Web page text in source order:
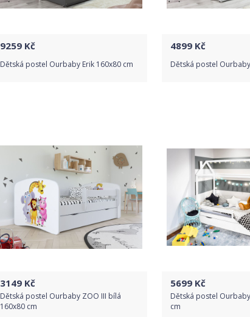
9259 Kč
Dětská postel Ourbaby Erik 160x80 cm
4899 Kč
Dětská postel
3149 Kč
Dětská postel Ourbaby ZOO III bílá
160x80 cm
5699 Kč
Dětská postel
cm